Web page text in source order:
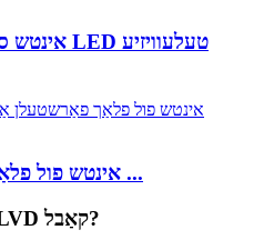
65 אינטש פול פלאַך פאַרשטעלן ...
ווי צו פאַרריכטן טעלעוויזיע LVD קאַבל?